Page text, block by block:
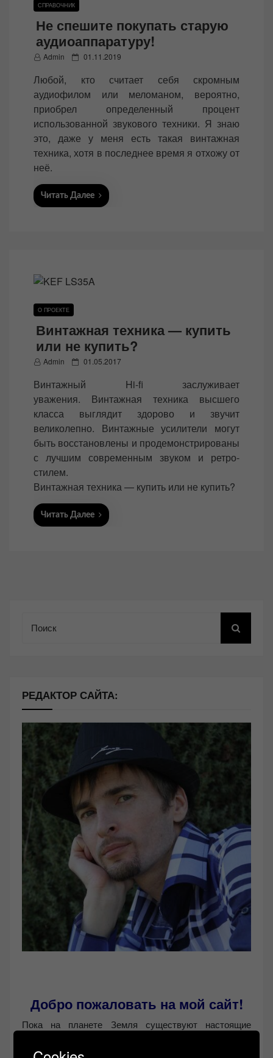
СПРАВОЧНИК
Не спешите покупать старую
аудиоаппаратуру!
Admin
P
t
d
o
n
01.11.2019
Любой, кто считает себя скромным
аудиофилом или меломаном, вероятно,
приобрел определенный процент
использованной звукового техники. Я знаю
это, даже у меня есть такая винтажная
техника, хотя в последнее время я отхожу от
неё.
Читать Далее
О ПРОЕКТЕ
Винтажная техника — купить
или не купить?
Admin
P
s
t
e
d
o
n
01.05.2017
Винтажный Hi-fi заслуживает
уважения. Винтажная техника высшего
класса выглядит здорово и звучит
великолепно. Винтажные усилители могут
быть восстановлены и продемонстрированы
с лучшим современным звуком и ретро-
стилем.
Винтажная техника — купить или не купить?
Читать Далее
РЕДАКТОР САЙТА:
Добро пожаловать на мой сайт!
Пока на планете Земля существуют настоящие
Левчук буду поддерживать сайт ЗВУКОМАНИЯ!